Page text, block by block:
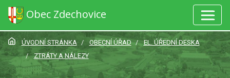
Obec Zdechovice
ÚVODNÍ STRÁNKA OBECNÍ ÚŘAD
EL. ÚŘEDNÍ DESKA
ZTRÁTY A NÁLEZY